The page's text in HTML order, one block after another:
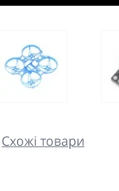
Схожі товари